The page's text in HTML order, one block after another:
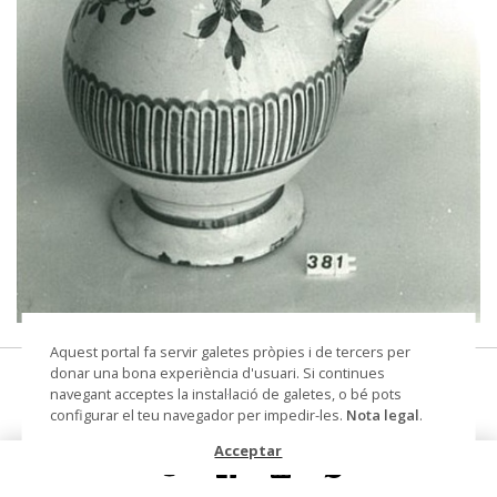
© Arxiu Fotogràfic del Consorci del Patrimoni de
Sitges
gerra
Datació Segle XVIII
Aquest portal fa servir galetes pròpies i de tercers per
donar una bona experiència d'usuari. Si continues
navegant acceptes la instal·lació de galetes, o bé pots
configurar el teu navegador per impedir-les. Nota legal.
Acceptar